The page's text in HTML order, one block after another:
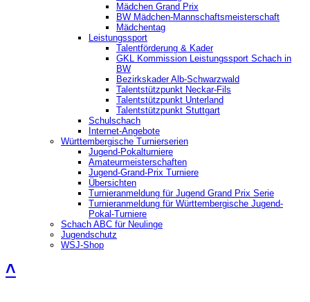
Mädchen Grand Prix
BW Mädchen-Mannschaftsmeisterschaft
Mädchentag
Leistungssport
Talentförderung & Kader
GKL Kommission Leistungssport Schach in
BW
Bezirkskader Alb-Schwarzwald
Talentstützpunkt Neckar-Fils
Talentstützpunkt Unterland
Talentstützpunkt Stuttgart
Schulschach
Internet-Angebote
Württembergische Turnierserien
Jugend-Pokalturniere
Amateurmeisterschaften
Jugend-Grand-Prix Turniere
Übersichten
Turnieranmeldung für Jugend Grand Prix Serie
Turnieranmeldung für Württembergische Jugend-
Pokal-Turniere
Schach ABC für Neulinge
Jugendschutz
WSJ-Shop
˄